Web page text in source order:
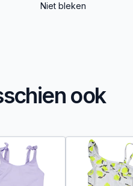
Niet bleken
ook